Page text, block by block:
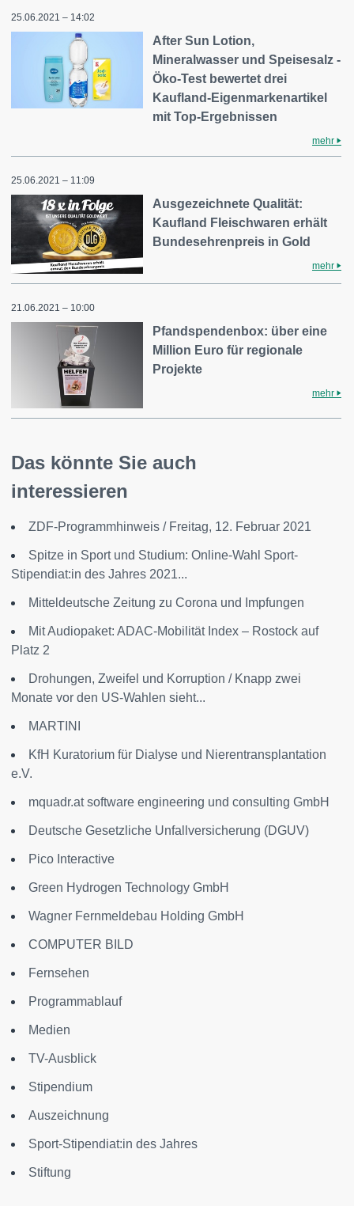
25.06.2021 – 14:02
After Sun Lotion,
Mineralwasser und Speisesalz -
Öko-Test bewertet drei
Kaufland-Eigenmarkenartikel
mit Top-Ergebnissen
mehr
25.06.2021 – 11:09
Ausgezeichnete Qualität:
Kaufland Fleischwaren erhält
Bundesehrenpreis in Gold
mehr
21.06.2021 – 10:00
Pfandspendenbox: über eine
Million Euro für regionale
Projekte
mehr
Das könnte Sie auch
interessieren
ZDF-Programmhinweis / Freitag, 12. Februar 2021
Spitze in Sport und Studium: Online-Wahl Sport-
Stipendiat:in des Jahres 2021...
Mitteldeutsche Zeitung zu Corona und Impfungen
Mit Audiopaket: ADAC-Mobilität Index – Rostock auf
Platz 2
Drohungen, Zweifel und Korruption / Knapp zwei
Monate vor den US-Wahlen sieht...
MARTINI
KfH Kuratorium für Dialyse und Nierentransplantation
e.V.
mquadr.at software engineering und consulting GmbH
Deutsche Gesetzliche Unfallversicherung (DGUV)
Pico Interactive
Green Hydrogen Technology GmbH
Wagner Fernmeldebau Holding GmbH
COMPUTER BILD
Fernsehen
Programmablauf
Medien
TV-Ausblick
Stipendium
Auszeichnung
Sport-Stipendiat:in des Jahres
Stiftung